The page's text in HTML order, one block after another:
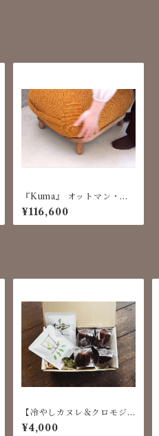
『Kuma』 オットマン・ス
ツール ｜Hidakuma Furnit
ure
¥116,600
【冷やしカヌレ＆クロモジ
コーヒーセット】牧成舎牛
乳をたっぷりつかったFabC
¥4,000